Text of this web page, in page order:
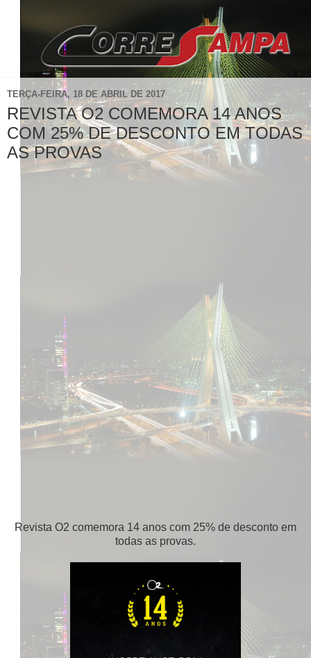
TERÇA-FEIRA, 18 DE ABRIL DE 2017
REVISTA O2 COMEMORA 14 ANOS
COM 25% DE DESCONTO EM TODAS
AS PROVAS
Revista O2 comemora 14 anos com 25% de desconto em
todas as provas.